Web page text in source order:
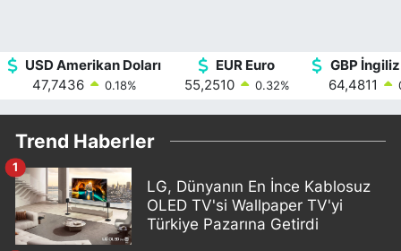
USD Amerikan Doları
47,7436
0.18%
EUR Euro
55,2510
0.32%
GBP
64,4811
Trend Haberler
LG, Dünyanın En İnce Kablosuz
OLED TV'si Wallpaper TV'yi
Türkiye Pazarına Getirdi
1